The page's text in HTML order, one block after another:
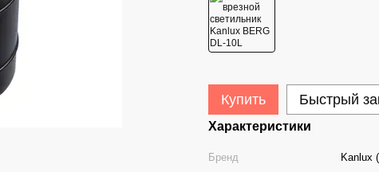
Купить Быстрый
Характеристики
Бренд
Kanlux